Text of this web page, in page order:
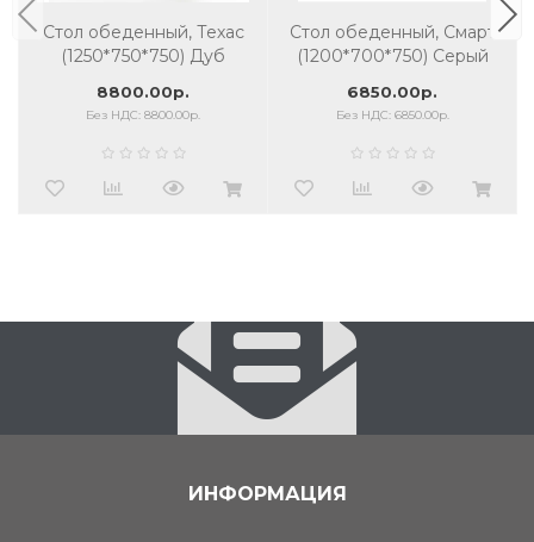
Стол обеденный, Техас
(1250*750*750) Дуб
камень
8800.00р.
Без НДС: 8800.00р.
Стол обеденный, Смарт
(1200*700*750) Серый
6850.00р.
Без НДС: 6850.00р.
ИНФОРМАЦИЯ